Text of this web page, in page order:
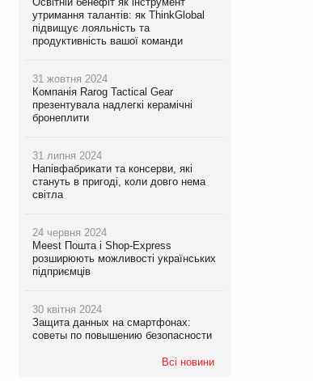
EVA.UA запустила
кампанію «Хто б знав» про
платформі
Kraft Heinz скоротила
збиток у першому півріччі
утримання талантів: як ThinkGlobal
підвищує лояльність та
продуктивність вашої команди
31 жовтня 2024
Компанія Rarog Tactical Gear
презентувала надлегкі керамічні
бронеплити
31 липня 2024
Напівфабрикати та консерви, які
стануть в пригоді, коли довго нема
світла
24 червня 2024
Meest Пошта і Shop-Express
розширюють можливості українських
підприємців
30 квітня 2024
Защита данных на смартфонах:
советы по повышению безопасности
Всі новини